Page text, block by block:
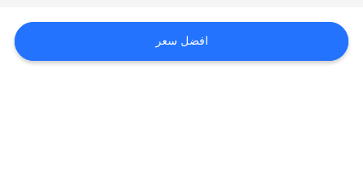
اطلب
اقتباس
افضل سعر